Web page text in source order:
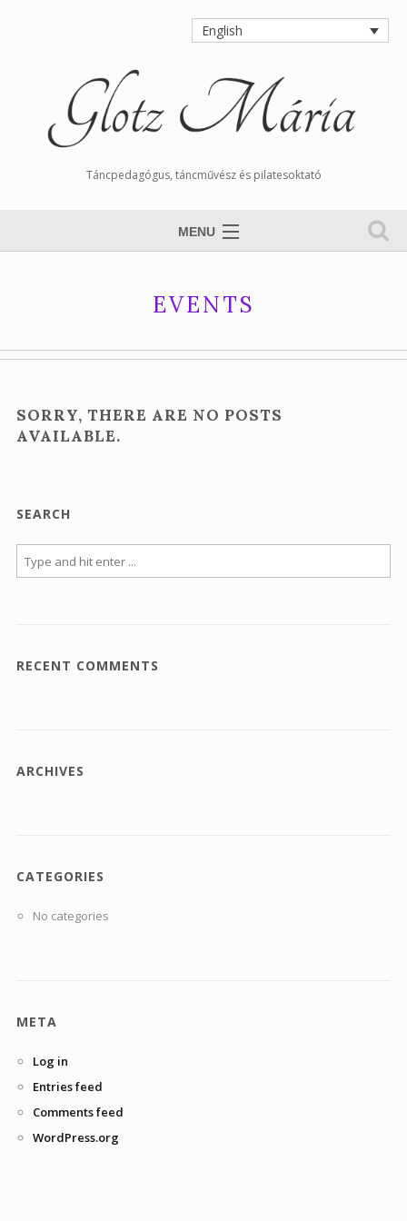
English
Táncpedagógus, táncművész és pilatesoktató
MENU
EVENTS
SORRY, THERE ARE NO POSTS
AVAILABLE.
SEARCH
RECENT COMMENTS
ARCHIVES
CATEGORIES
No categories
META
Log in
Entries feed
Comments feed
WordPress.org